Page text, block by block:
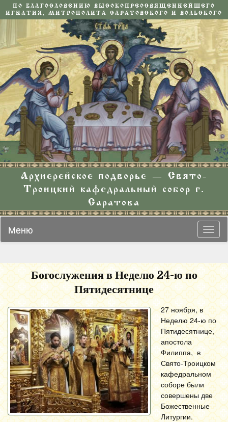
ПО БЛАГОСЛОВЕНИЮ ВЫСОКОПРЕОСВЯЩЕННЕЙШЕГО
ИГНАТИЯ, МИТРОПОЛИТА САРАТОВСКОГО И ВОЛЬСКОГО
Архиерейское подворье — Свято-
Троицкий кафедральный собор г.
Саратова
Меню
Богослужения в Неделю 24-ю по
Пятидесятнице
27 ноября, в
Неделю 24-ю по
Пятидесятнице,
апостола
Филиппа, в
Свято-Троицком
кафедральном
соборе были
совершены две
Божественные
Литургии.